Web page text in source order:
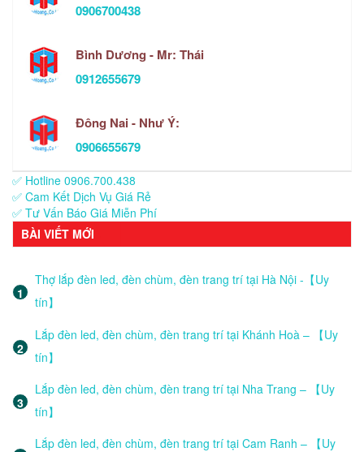
0906700438
Bình Dương - Mr: Thái
0912655679
Đông Nai - Như Ý:
0906655679
✅ Hotline 0906.700.438
✅ Cam Kết Dịch Vụ Giá Rẻ
✅ Tư Vấn Báo Giá Miễn Phí
BÀI VIẾT MỚI
Thợ lắp đèn led, đèn chùm, đèn trang trí tại Hà Nội -【Uy
tín】
Lắp đèn led, đèn chùm, đèn trang trí tại Khánh Hoà – 【Uy
tín】
Lắp đèn led, đèn chùm, đèn trang trí tại Nha Trang – 【Uy
tín】
Lắp đèn led, đèn chùm, đèn trang trí tại Cam Ranh – 【Uy